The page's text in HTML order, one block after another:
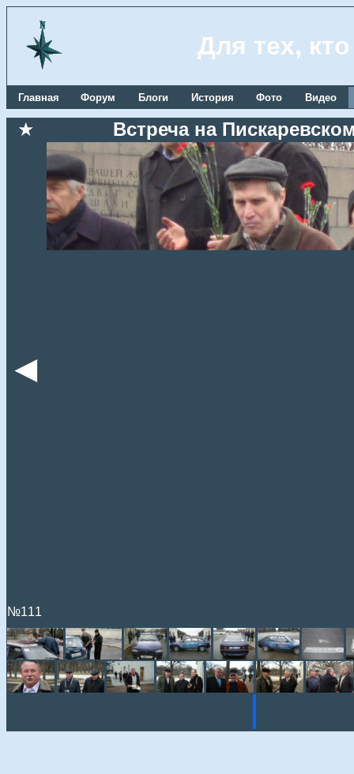
Для тех,
Главная Форум Блоги История Фото Видео
★ Встреча на
◄
№111